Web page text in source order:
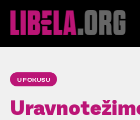
U FOKUSU